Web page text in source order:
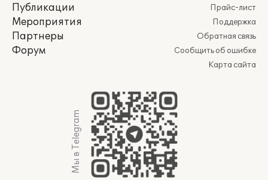
Публикации
Мероприятия
Партнеры
Форум
Прайс-лист
Поддержка
Обратная связь
Сообщить об ошибке
Карта сайта
Мы в Telegram